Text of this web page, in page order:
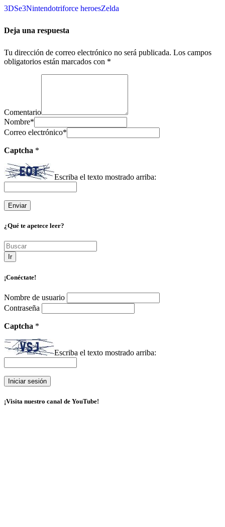
3DSe3Nintendotriforce heroesZelda
Deja una respuesta
Tu dirección de correo electrónico no será publicada. Los campos
obligatorios están marcados con *
Comentario
Nombre*
Correo electrónico*
Captcha *
Escriba el texto mostrado arriba:
¿Qué te apetece leer?
Ir
¡Conéctate!
Nombre de usuario
Contraseña
Captcha *
Escriba el texto mostrado arriba:
¡Visita nuestro canal de YouTube!